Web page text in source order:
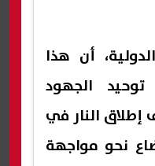
أن هذا
الجهود
إطلاق النار في
نحو مواجهة